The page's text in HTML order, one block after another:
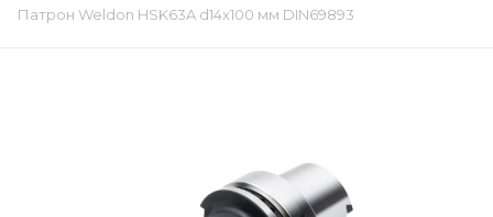
Патрон Weldon HSK63A d14x100 мм DIN69893